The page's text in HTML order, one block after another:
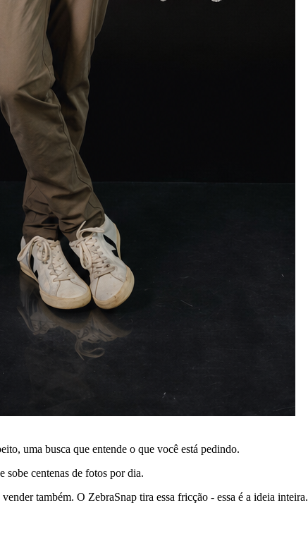
uma busca que entende o que você está pedindo.
centenas de fotos por dia.
também. O ZebraSnap tira essa fricção - essa é a ideia inteira.